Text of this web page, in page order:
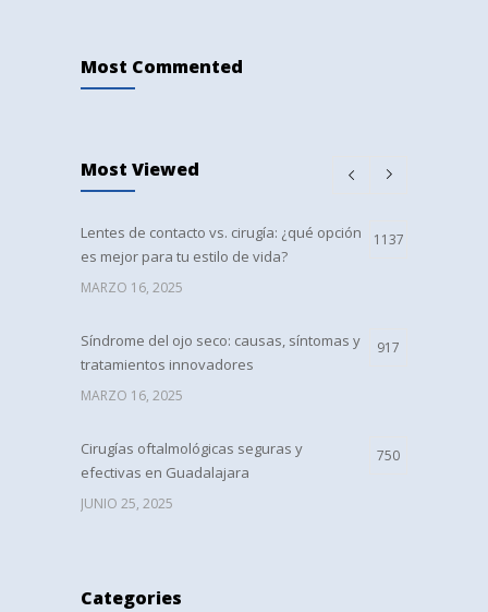
Most Commented
Most Viewed
Lentes de contacto vs. cirugía: ¿qué opción
es mejor para tu estilo de vida?
1137
MARZO 16, 2025
Síndrome del ojo seco: causas, síntomas y
tratamientos innovadores
917
MARZO 16, 2025
Cirugías oftalmológicas seguras y
efectivas en Guadalajara
750
JUNIO 25, 2025
Categories